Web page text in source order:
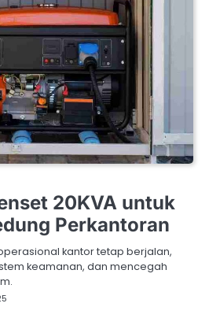
20KVA untuk
Perkantoran
kantor tetap berjalan,
keamanan, dan mencegah